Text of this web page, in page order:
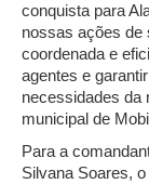
conquista para
nossas ações de
coordenada e
agentes e
necessidades da
municipal de
Para a
Silvana Soares,